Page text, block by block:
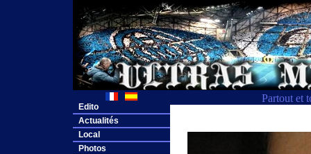
Partout et
Edito
Actualités
Local
Photos